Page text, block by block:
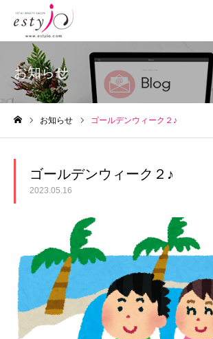
お知らせ
お知らせ ゴールデンウィーク２♪
ゴールデンウィーク２♪
2023.05.16